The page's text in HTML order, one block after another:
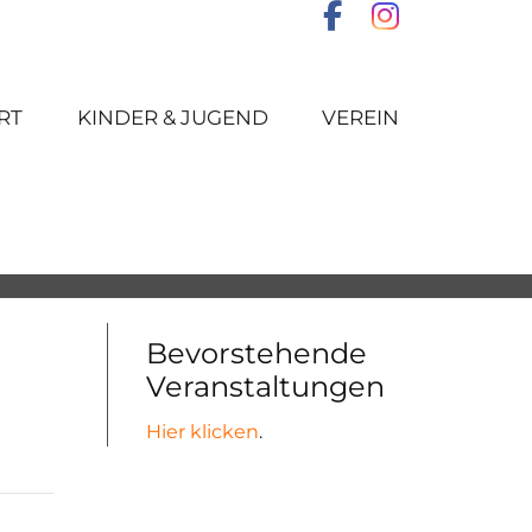
KINDER & JUGEND VEREIN
Bevorstehende
Veranstaltungen
Hier klicken.